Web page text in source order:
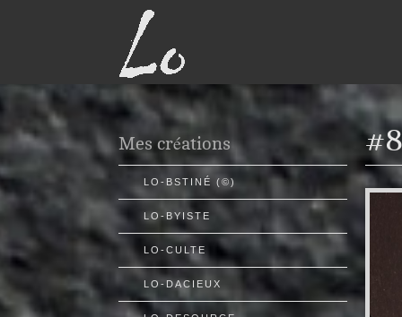
Mes créations
LO-BSTINÉ (©)
LO-BYISTE
LO-CULTE
LO-DACIEUX